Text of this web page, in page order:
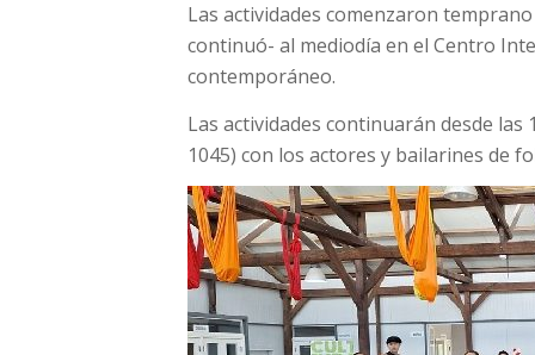
Las actividades comenzaron
continuó- al mediodía en el Centro
contemporáneo.
Las actividades continuarán desde las
1045) con los actores y bailarines de